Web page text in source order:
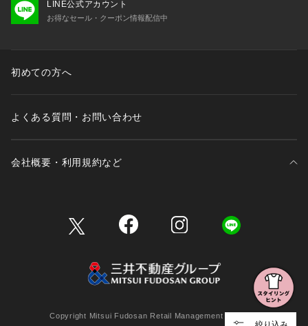
LINE公式アカウント
お得なセール・クーポン情報配信中
初めての方へ
よくある質問・お問い合わせ
会社概要・利用規約など
Copyright Mitsui Fudosan Retail Management Co., Ltd.